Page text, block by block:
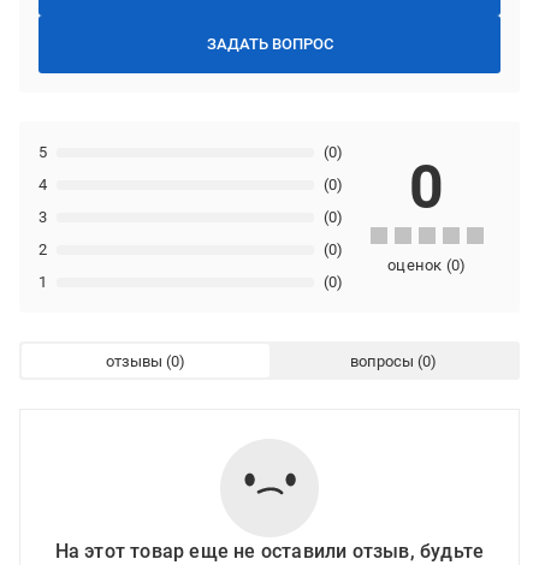
ЗАДАТЬ ВОПРОС
1 (0)
2 (0)
3 (0)
4 (0)
5 (0)
0
оценок (0)
отзывы вопросы
На этот товар еще не оставили отзыв, будьте